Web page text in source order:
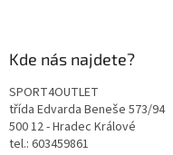
Kde nás najdete?
SPORT4OUTLET
třída Edvarda Beneše 573/94
500 12 - Hradec Králové
tel.: 603459861